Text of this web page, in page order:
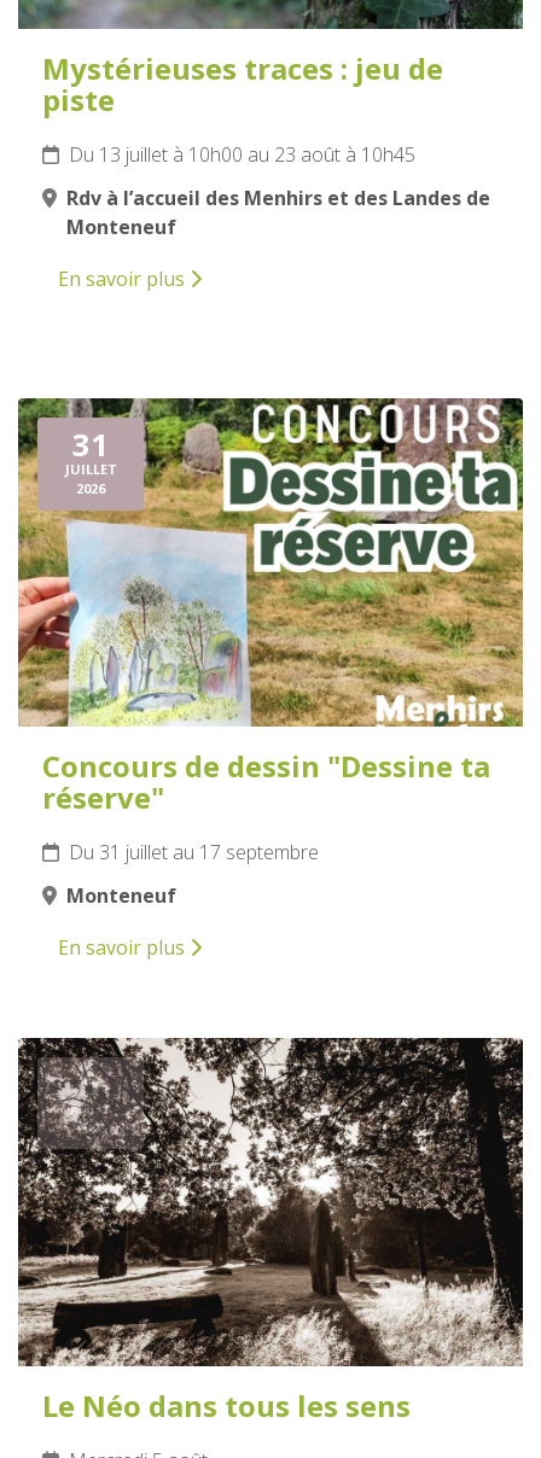
Mystérieuses traces : jeu de
piste
Du 13 juillet à 10h00 au 23 août à 10h45
Rdv à l’accueil des Menhirs et des Landes de
Monteneuf
En savoir plus
31
JUILLET
2026
Concours de dessin "Dessine ta
réserve"
Du 31 juillet au 17 septembre
Monteneuf
En savoir plus
5
AOÛT
2026
Le Néo dans tous les sens